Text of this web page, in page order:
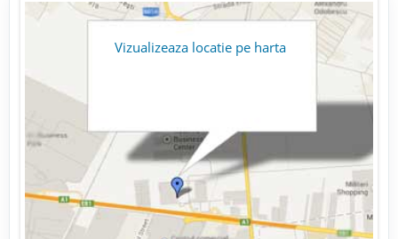
Vizualizeaza locatie pe harta